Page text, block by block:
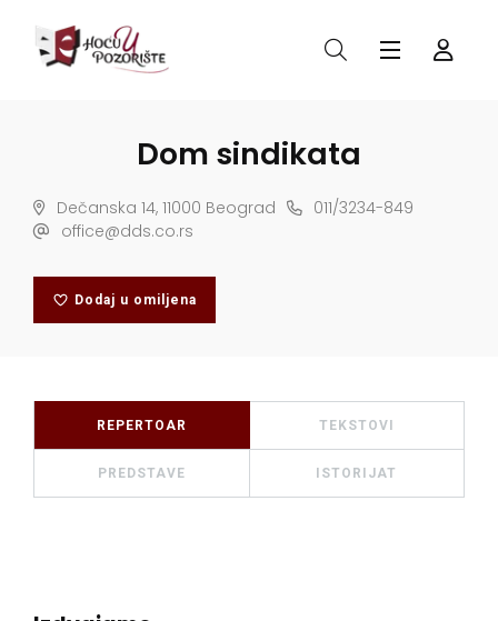
Dom sindikata
Dečanska 14, 11000 Beograd
011/3234-849
office@dds.co.rs
Dodaj u omiljena
REPERTOAR TEKSTOVI
PREDSTAVE ISTORIJAT